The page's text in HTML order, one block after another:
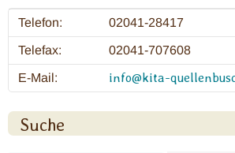
Telefon: 02041-28417
Telefax: 02041-707608
E-Mail: info@kita-
Suche